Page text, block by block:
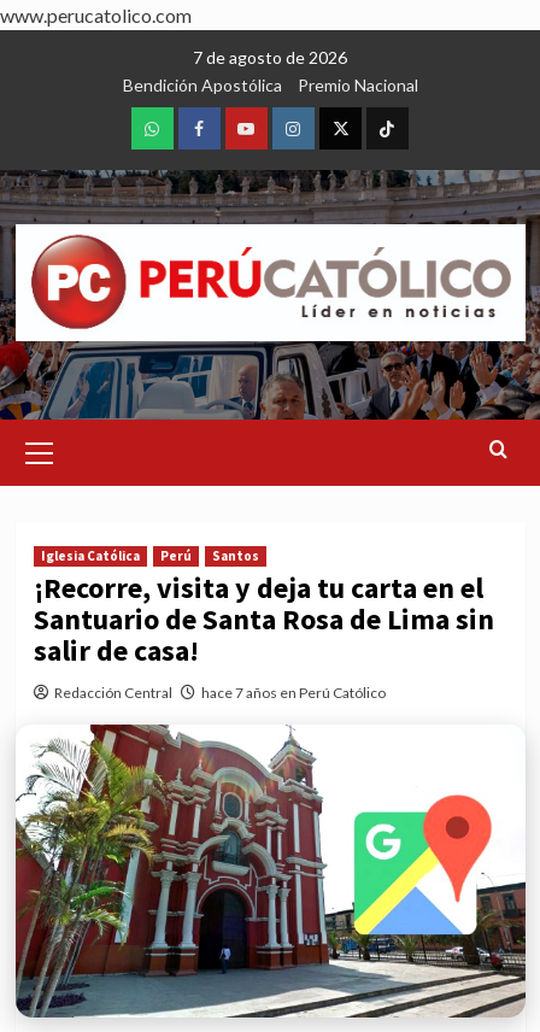
www.perucatolico.com
7 de agosto de 2026
Bendición Apostólica
Premio Nacional
WhatsAppFacebookYoutubeInstagram
X TikTok
Menu
Iglesia Católica Perú Santos
¡Recorre, visita y deja tu carta en el
Santuario de Santa Rosa de Lima sin
salir de casa!
Redacción Central hace 7 años en Perú Católico